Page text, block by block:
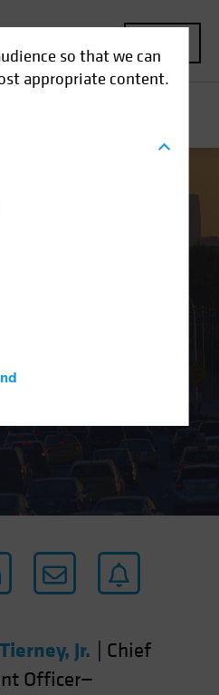
so that we can
appropriate content.
EMEA
Jr.
Chief
Officer—